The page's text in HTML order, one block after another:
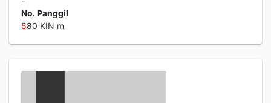
No. Panggil
580 KIN m